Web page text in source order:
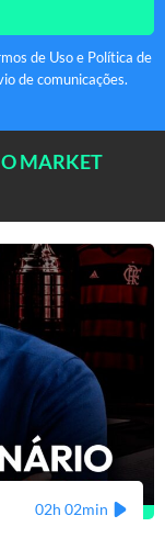
de Uso e Política de
de comunicações.
MARKET
02h 02min